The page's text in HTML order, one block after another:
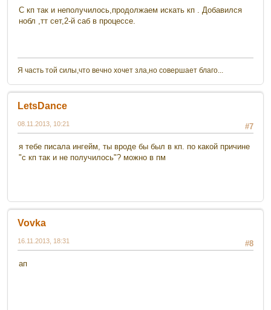
С кп так и неполучилось,продолжаем искать кп . Добавился
нобл ,тт сет,2-й саб в процессе.
Я часть той силы,что вечно хочет зла,но совершает благо...
LetsDance
#7
08.11.2013, 10:21
я тебе писала ингейм, ты вроде бы был в кп. по какой причине
"с кп так и не получилось"? можно в пм
Vovka
#8
16.11.2013, 18:31
ап